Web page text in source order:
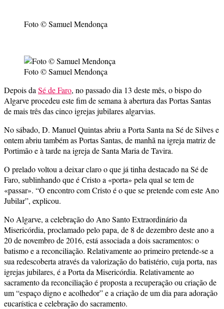
Foto © Samuel Mendonça
Foto © Samuel Mendonça
Depois da Sé de Faro, no passado dia 13 deste mês, o bispo do
Algarve procedeu este fim de semana à abertura das Portas Santas
de mais três das cinco igrejas jubilares algarvias.
No sábado, D. Manuel Quintas abriu a Porta Santa na Sé de Silves e
ontem abriu também as Portas Santas, de manhã na igreja matriz de
Portimão e à tarde na igreja de Santa Maria de Tavira.
O prelado voltou a deixar claro o que já tinha destacado na Sé de
Faro, sublinhando que é Cristo a «porta» pela qual se tem de
«passar». “O encontro com Cristo é o que se pretende com este Ano
Jubilar”, explicou.
No Algarve, a celebração do Ano Santo Extraordinário da
Misericórdia, proclamado pelo papa, de 8 de dezembro deste ano a
20 de novembro de 2016, está associada a dois sacramentos: o
batismo e a reconciliação. Relativamente ao primeiro pretende-se a
sua redescoberta através da valorização do batistério, cuja porta, nas
igrejas jubilares, é a Porta da Misericórdia. Relativamente ao
sacramento da reconciliação é proposta a recuperação ou criação de
um “espaço digno e acolhedor” e a criação de um dia para adoração
eucarística e celebração do sacramento.